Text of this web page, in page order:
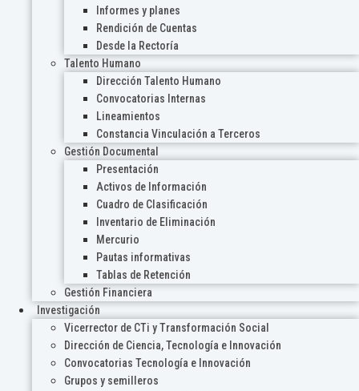
Informes y planes
Rendición de Cuentas
Desde la Rectoría
Talento Humano
Dirección Talento Humano
Convocatorias Internas
Lineamientos
Constancia Vinculación a Terceros
Gestión Documental
Presentación
Activos de Información
Cuadro de Clasificación
Inventario de Eliminación
Mercurio
Pautas informativas
Tablas de Retención
Gestión Financiera
Investigación
Vicerrector de CTi y Transformación Social
Dirección de Ciencia, Tecnología e Innovación
Convocatorias Tecnología e Innovación
Grupos y semilleros